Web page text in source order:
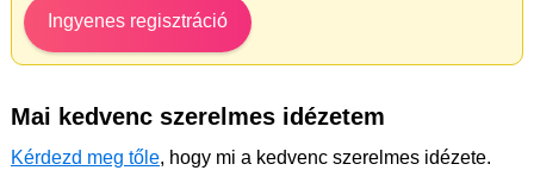
Ingyenes regisztráció
Mai kedvenc szerelmes idézetem
Kérdezd meg tőle, hogy mi a kedvenc szerelmes idézete.